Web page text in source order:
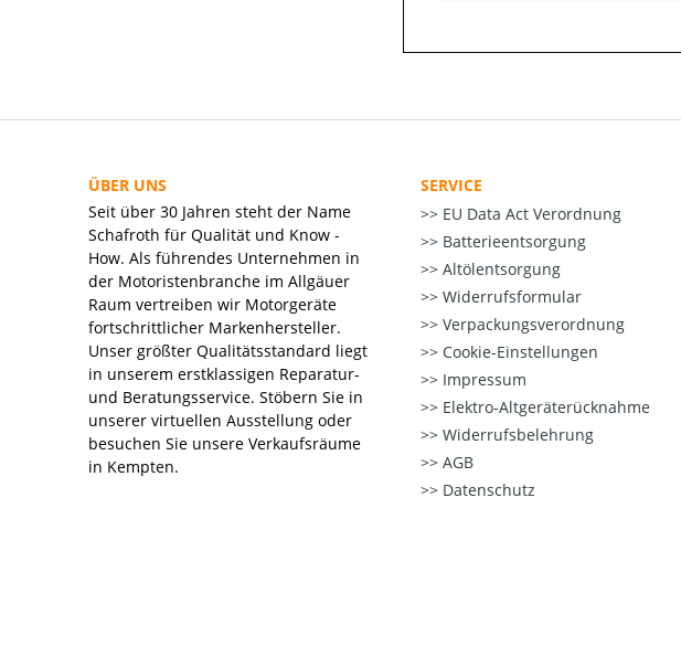
ÜBER UNS
Seit über 30 Jahren steht der Name
Schafroth für Qualität und Know -
How. Als führendes Unternehmen in
der Motoristenbranche im Allgäuer
Raum vertreiben wir Motorgeräte
fortschrittlicher Markenhersteller.
Unser größter Qualitätsstandard liegt
in unserem erstklassigen Reparatur-
und Beratungsservice. Stöbern Sie in
unserer virtuellen Ausstellung oder
besuchen Sie unsere Verkaufsräume
in Kempten.
SERVICE
EU Data Act Verordnung
Batterieentsorgung
Altölentsorgung
Widerrufsformular
Verpackungsverordnung
Cookie-Einstellungen
Impressum
Elektro-Altgeräterücknahme
Widerrufsbelehrung
AGB
Datenschutz